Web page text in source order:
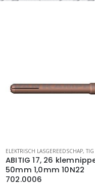
ONDERDELEN ABITIG CLASSIC
ELEKTRISCH LASGEREEDSCHAP, TIG KLEMNIPPELS
ABITIG 17, 26
50mm 1,0mm 10N22
702.0006